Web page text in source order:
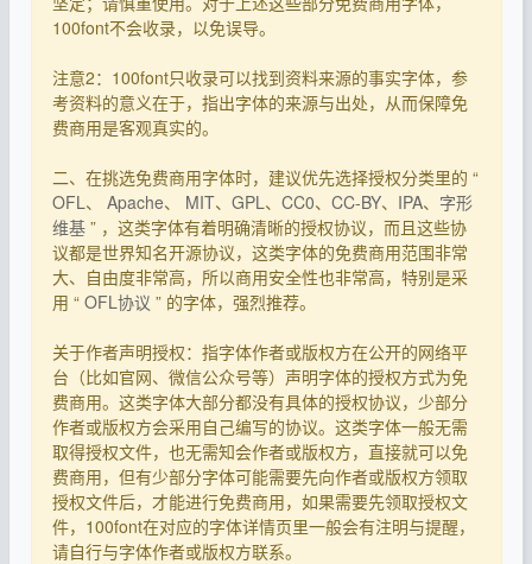
100font不会收录，以免误导。
注意2：100font只收录可以找到资料来源的事实字体，参
考资料的意义在于，指出字体的来源与出处，从而保障免
费商用是客观真实的。
二、在挑选免费商用字体时，建议优先选择授权分类里的 “
OFL 、 Apache、 MIT、 GPL 、 CC0、 CC-BY、 IPA、 字形
维基 ” ，这类字体有着明确清晰的授权协议，而且这些协
议都是世界知名开源协议，这类字体的免费商用范围非常
大、自由度非常高，所以商用安全性也非常高，特别是采
用 “ OFL协议 ” 的字体，强烈推荐。
关于作者声明授权：指字体作者或版权方在公开的网络平
台（比如官网、微信公众号等）声明字体的授权方式为免
费商用。这类字体大部分都没有具体的授权协议，少部分
作者或版权方会采用自己编写的协议。这类字体一般无需
取得授权文件，也无需知会作者或版权方，直接就可以免
费商用，但有少部分字体可能需要先向作者或版权方领取
授权文件后，才能进行免费商用，如果需要先领取授权文
件，100font在对应的字体详情页里一般会有注明与提醒，
请自行与字体作者或版权方联系。